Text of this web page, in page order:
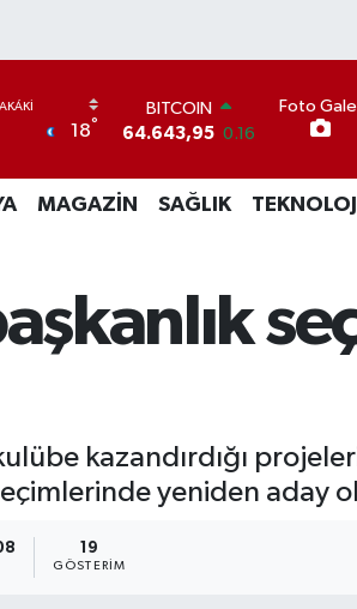
18°
BITCOIN
64.643,95 0.16
47,6006 0.06
EURO
GRAM ALTIN
6500.87
0.12
Foto
MAGAZİN SAĞLIK TEKNOLOJİ
kazandırdığı
yeniden aday
19
GÖSTERIM